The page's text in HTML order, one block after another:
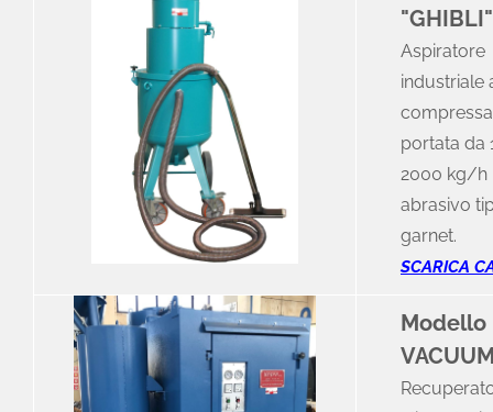
"GHIBLI"
Aspiratore
industriale
portata da
2000 kg/h
abrasivo
garnet.
SCARICA
Modello